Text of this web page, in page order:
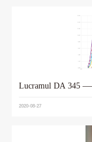
Lucramul DA 345
2020-08-27